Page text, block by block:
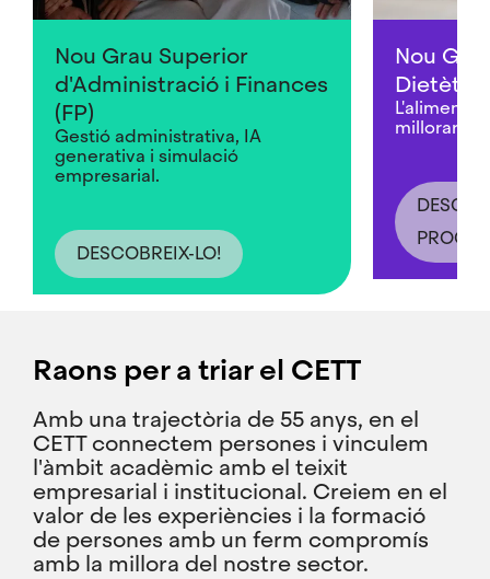
Nou Grau Superior
d'Administració i Finances
(FP)
Gestió administrativa, IA
generativa i simulació
empresarial.
DESCOBREIX-LO!
Nou
millorar la
Raons per a triar el CETT
Amb una trajectòria de 55 anys, en el
CETT connectem persones i vinculem
l'àmbit acadèmic amb el teixit
empresarial i institucional. Creiem en el
valor de les experiències i la formació
de persones amb un ferm compromís
amb la millora del nostre sector.